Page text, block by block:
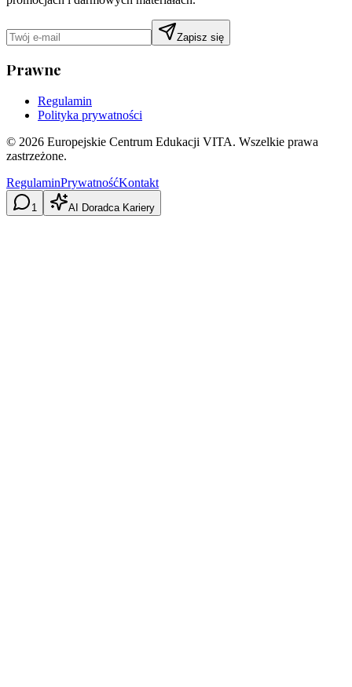
Zapisz się
Prawne
Regulamin
Polityka prywatności
© 2026 Europejskie Centrum Edukacji VITA. Wszelkie prawa
zastrzeżone.
RegulaminPrywatnośćKontakt
1 AI Doradca Kariery